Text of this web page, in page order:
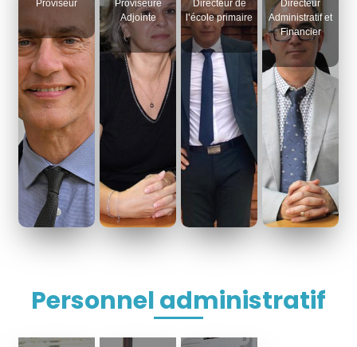
Proviseur
Proviseure
Adjointe
Directeur de
l’école primaire
Directeur
Administratif et
Financier
Personnel administratif